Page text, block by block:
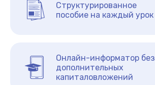
Структурированное
пособие на каждый урок
Онлайн-информатор без
дополнительных
капиталовложений